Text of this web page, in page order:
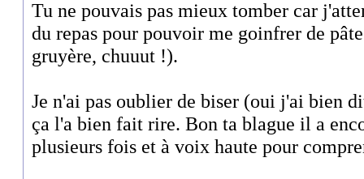
Tu ne pouvais pas mieux tomber car
du repas pour pouvoir me goinfrer de
gruyère, chuuut !).
Je n'ai pas oublier de biser (oui j'ai bien
ça l'a bien fait rire. Bon ta blague il a
plusieurs fois et à voix haute pour